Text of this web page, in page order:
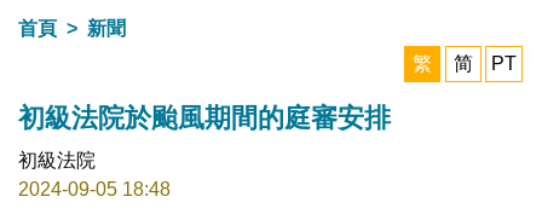
首頁
新聞
繁
简 PT
初級法院於颱風期間的庭審安排
初級法院
2024-09-05 18:48